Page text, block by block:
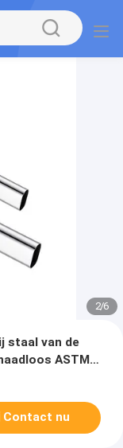
2/6
staal van de
ASTM-
Contact nu